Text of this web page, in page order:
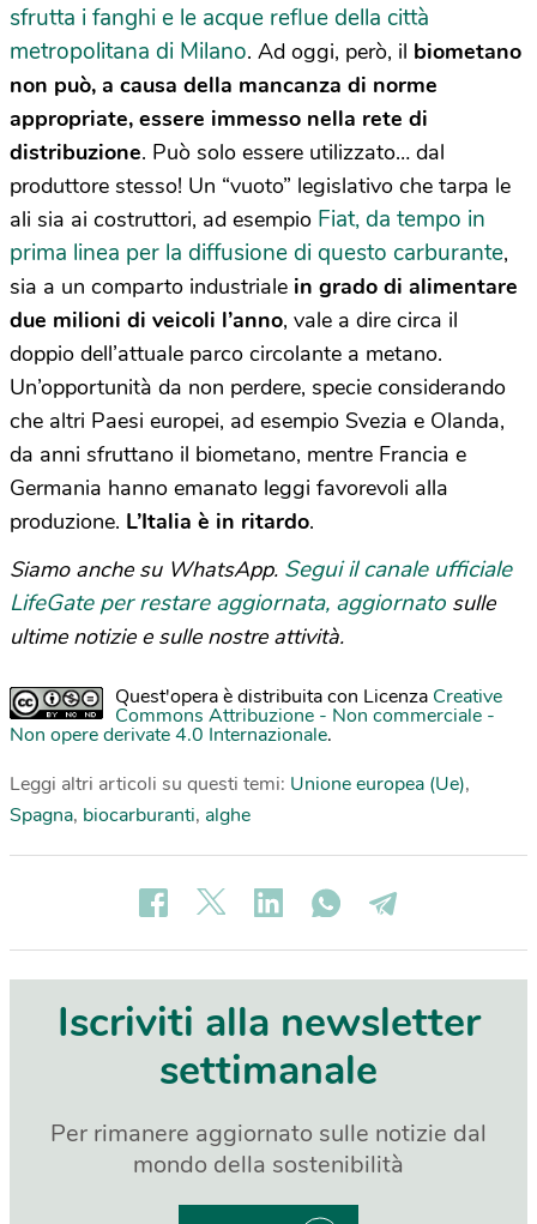
sfrutta i fanghi e le acque reflue della città
metropolitana di Milano. Ad oggi, però, il biometano
non può, a causa della mancanza di norme
appropriate, essere immesso nella rete di
distribuzione. Può solo essere utilizzato… dal
produttore stesso! Un “vuoto” legislativo che tarpa le
ali sia ai costruttori, ad esempio Fiat, da tempo in
prima linea per la diffusione di questo carburante,
sia a un comparto industriale in grado di alimentare
due milioni di veicoli l’anno, vale a dire circa il
doppio dell’attuale parco circolante a metano.
Un’opportunità da non perdere, specie considerando
che altri Paesi europei, ad esempio Svezia e Olanda,
da anni sfruttano il biometano, mentre Francia e
Germania hanno emanato leggi favorevoli alla
produzione. L’Italia è in ritardo.
Siamo anche su WhatsApp. Segui il canale ufficiale
LifeGate per restare aggiornata, aggiornato sulle
ultime notizie e sulle nostre attività.
Quest'opera è distribuita con Licenza Creative
Commons Attribuzione - Non commerciale -
Non opere derivate 4.0 Internazionale.
Leggi altri articoli su questi temi: Unione europea (Ue),
Spagna, biocarburanti, alghe
Iscriviti alla newsletter
settimanale
Per rimanere aggiornato sulle notizie dal
mondo della sostenibilità